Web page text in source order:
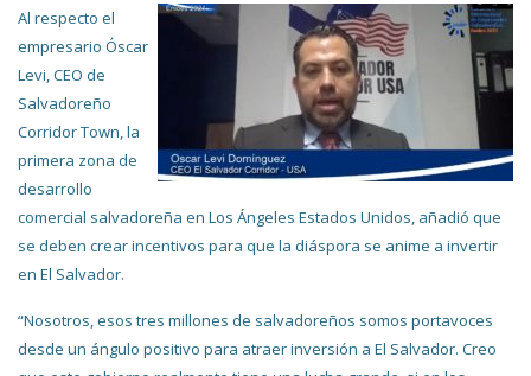
Al respecto el
empresario Óscar
Levi, CEO de
Salvadoreño
Corridor Town, la
primera zona de
desarrollo
comercial salvadoreña en Los Ángeles Estados Unidos, añadió que
se deben crear incentivos para que la diáspora se anime a invertir
en El Salvador.
“Nosotros, esos tres millones de salvadoreños somos portavoces
desde un ángulo positivo para atraer inversión a El Salvador. Creo